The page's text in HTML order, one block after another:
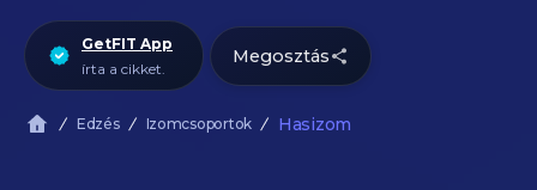
GetFIT App
írta a cikket.
Megosztás
Edzés Izomcsoportok Hasizom